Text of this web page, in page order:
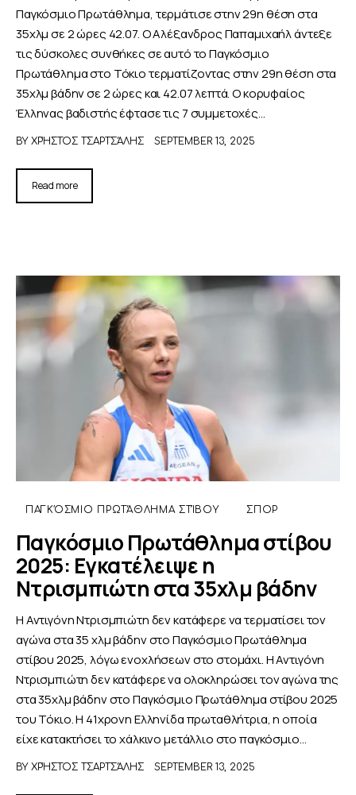
Παγκόσμιο Πρωτάθλημα, τερμάτισε στην 29η θέση στα
35χλμ σε 2 ώρες 42.07. Ο Αλέξανδρος Παπαμιχαήλ άντεξε
τις δύσκολες συνθήκες σε αυτό το Παγκόσμιο
Πρωτάθλημα στο Τόκιο τερματίζοντας στην 29η θέση στα
35χλμ βάδην σε 2 ώρες και 42.07 λεπτά. Ο κορυφαίος
Έλληνας βαδιστής έφτασε τις 7 συμμετοχές…
BY ΧΡΉΣΤΟΣ ΤΣΑΡΤΣΆΛΗΣ SEPTEMBER 13, 2025
Read more
ΠΑΓΚΌΣΜΙΟ ΠΡΩΤΆΘΛΗΜΑ ΣΤΊΒΟΥ ΣΠΟΡ
Παγκόσμιο Πρωτάθλημα στίβου
2025: Εγκατέλειψε η
Ντρισμπιώτη στα 35χλμ βάδην
Η Αντιγόνη Ντρισμπιώτη δεν κατάφερε να τερματίσει τον
αγώνα στα 35 χλμ βάδην στο Παγκόσμιο Πρωτάθλημα
στίβου 2025, λόγω ενοχλήσεων στο στομάχι. Η Αντιγόνη
Ντρισμπιώτη δεν κατάφερε να ολοκληρώσει τον αγώνα της
στα 35χλμ βάδην στο Παγκόσμιο Πρωτάθλημα στίβου 2025
του Τόκιο. Η 41χρονη Ελληνίδα πρωταθλήτρια, η οποία
είχε κατακτήσει το χάλκινο μετάλλιο στο παγκόσμιο…
BY ΧΡΉΣΤΟΣ ΤΣΑΡΤΣΆΛΗΣ SEPTEMBER 13, 2025